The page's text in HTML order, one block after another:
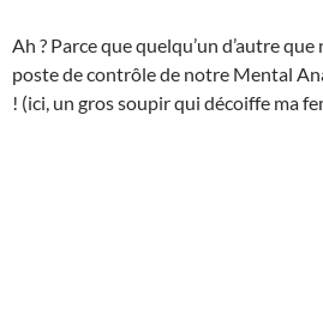
Ah ? Parce que quelqu’un d’autre
poste de contrôle de notre Mental
! (ici, un gros soupir qui décoiffe ma